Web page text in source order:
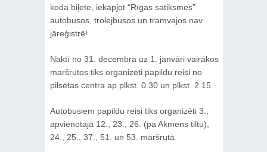
koda biļete, iekāpjot “Rīgas satiksmes”
autobusos, trolejbusos un tramvajos nav
jāreģistrē!
Naktī no 31. decembra uz 1. janvāri vairākos
maršrutos tiks organizēti papildu reisi no
pilsētas centra ap plkst. 0.30 un plkst. 2.15.
Autobusiem papildu reisi tiks organizēti 3.,
apvienotajā 12., 23., 26. (pa Akmens tiltu),
24., 25., 37., 51. un 53. maršrutā.